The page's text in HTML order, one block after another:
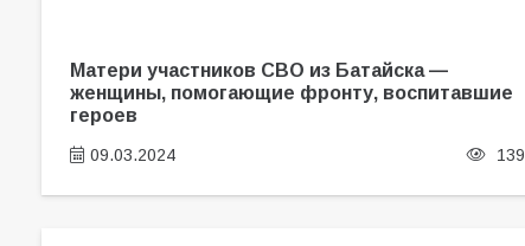
Матери участников СВО из Батайска —
женщины, помогающие фронту, воспитавшие
героев
09.03.2024 139